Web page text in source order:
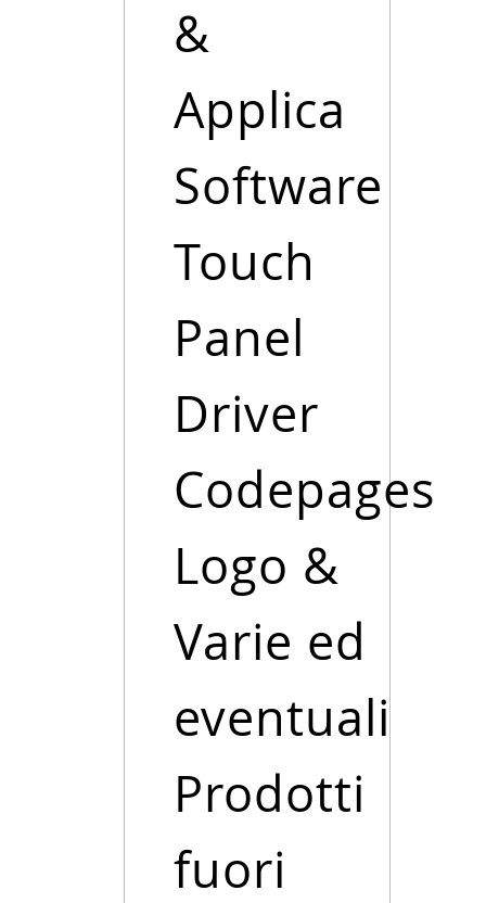
&
Applica
Software
Touch
Panel
Driver
Codepages
Logo &
Varie ed
eventuali
Prodotti
fuori